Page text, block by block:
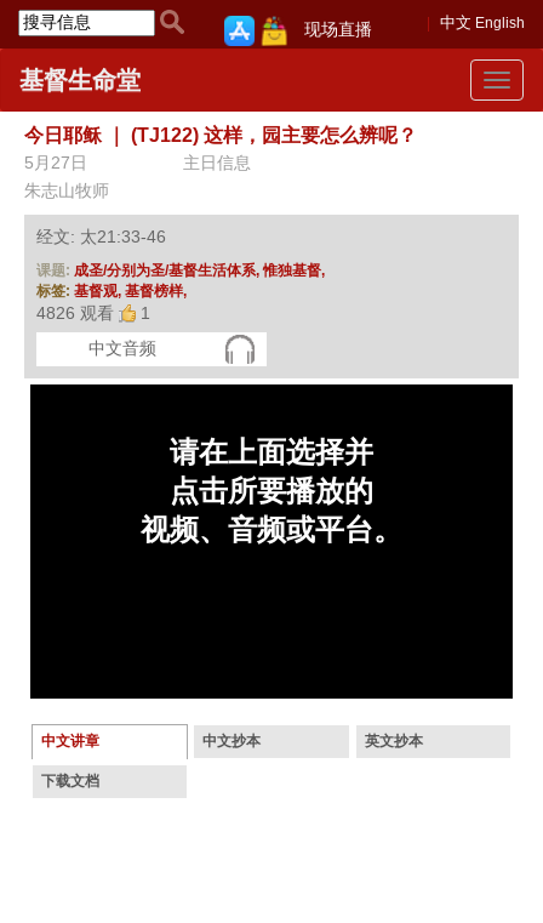
中文 English
现场直播
Toggle
基督生命堂
今日耶稣 (TJ122) 这样，园主要怎么辨呢？
5月27日
主日信息
朱志山牧师
经文: 太21:33-46
课题: 成圣/分别为圣/基督生活体系,惟独基督,
标签: 基督观, 基督榜样,
4826 观看
1
中文音频
中文讲章 中文抄本 英文抄本
下载文档